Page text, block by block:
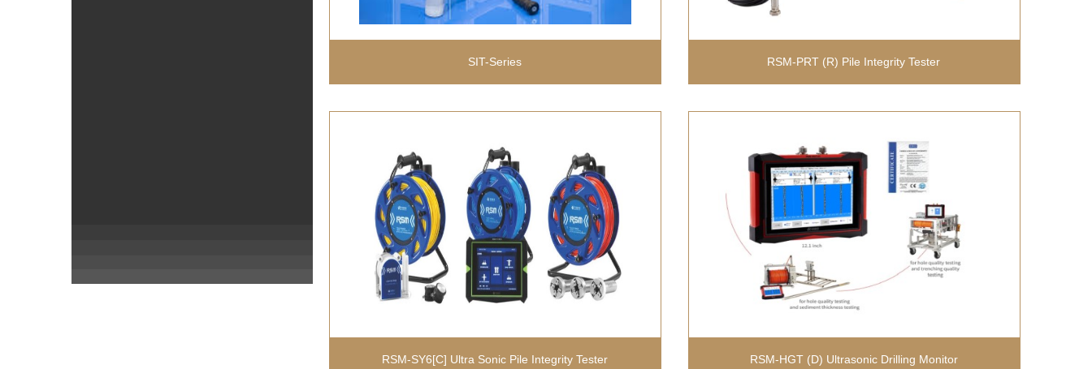
SIT-Series RSM-PRT (R) Pile Integrity Tester
RSM-SY6[C] Ultra Sonic Pile Integrity Tester RSM-HGT (D) Ultrasonic Drilling Monitor